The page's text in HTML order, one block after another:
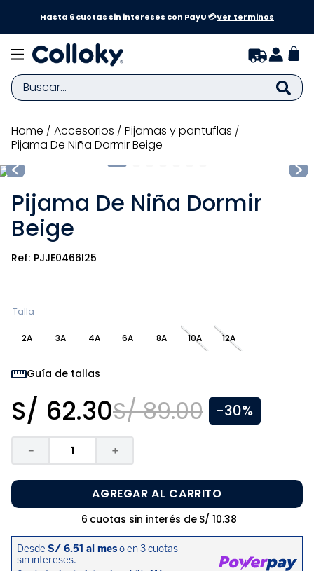
Hasta 6 cuotas sin intereses con PayU 💳Ver terminos
Buscar...
accesorios
pijamas y pantuflas
Pijama De Niña Dormir Beige
Pijama De Niña Dormir
Beige
PJJE0466I25
Talla
2A 3A 4A 6A 8A 10A 12A
Guía de tallas
S/ 62.30S/ 89.00 -30%
＋
－
AGREGAR AL CARRITO
6 cuotas sin interés de S/ 10.38
TÉRMINOS MÁS BUSCADOS
1.
zapatillas niña
2.
3.
medias
4.
sandalias
10. sandalias niño